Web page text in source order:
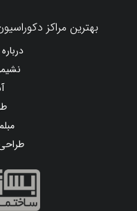
بهترین مراکز